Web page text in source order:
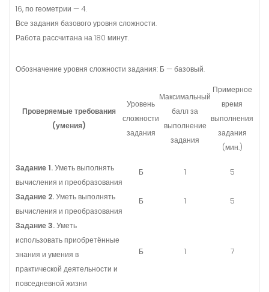
16, по геометрии — 4.
Все задания базового уровня сложности.
Работа рассчитана на 180 минут.
Обозначение уровня сложности задания: Б — базовый.
Проверяемые требования
(умения)
Уровень
сложности
задания
Максимальный
балл за
выполнение
задания
Примерное
время
выполнения
задания
(мин.)
Задание 1.Уметь выполнять
вычисления и преобразования
Б 1 5
Задание 2.Уметь выполнять
вычисления и преобразования
Б 1 5
Задание 3.Уметь
использовать приобретённые
знания и умения в
практической деятельности и
повседневной жизни
Б 1 7